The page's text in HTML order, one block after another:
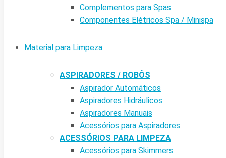
Complementos para Spas
Componentes Elétricos Spa / Minispa
Material para Limpeza
ASPIRADORES / ROBÔS
Aspirador Automáticos
Aspiradores Hidráulicos
Aspiradores Manuais
Acessórios para Aspiradores
ACESSÓRIOS PARA LIMPEZA
Acessórios para Skimmers